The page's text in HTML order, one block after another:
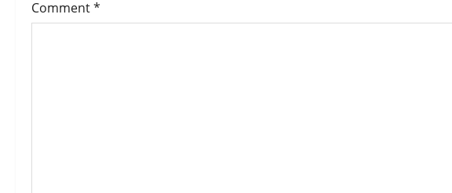
v
Comment*